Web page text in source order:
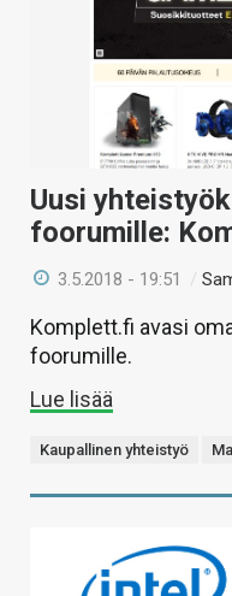
Uusi
foorumille:
3.5.2018 - 19:51 /
Komplett.fi avasi
foorumille.
Lue lisää
Kaupallinen yhteistyö